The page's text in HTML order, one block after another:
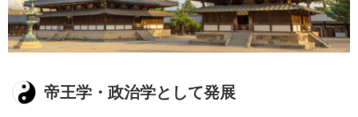
帝王学・政治学として発展